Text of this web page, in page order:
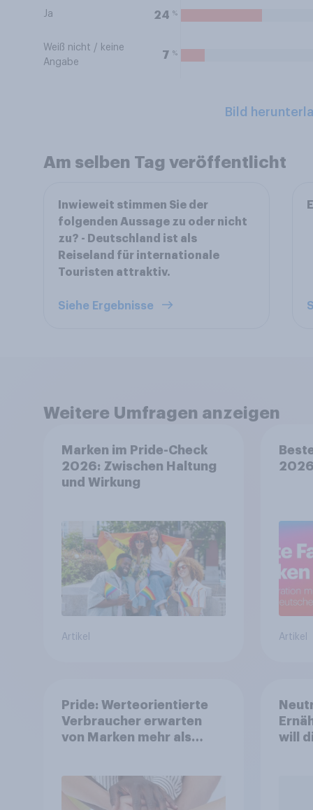
Ja 24 %
Weiß nicht / keine
Angabe
7 %
Bild
Am selben Tag veröffentlicht
Inwieweit stimmen Sie der
folgenden Aussage zu oder nicht
zu? - Deutschland ist als
Reiseland für internationale
Touristen attraktiv.
Siehe Ergebnisse
Weitere Umfragen anzeigen
Marken im Pride-Check
2026: Zwischen Haltung
und Wirkung
Artikel
2026
Artikel
Pride: Werteorientierte
Verbraucher erwarten
von Marken mehr als
will